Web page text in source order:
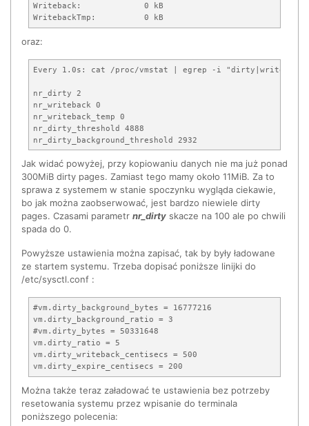
Writeback:             0 kB
WritebackTmp:          0 kB
oraz:
Every 1.0s: cat /proc/vmstat | egrep -i
nr_dirty 2
nr_writeback 0
nr_writeback_temp 0
nr_dirty_threshold 4888
nr_dirty_background_threshold 2932
Jak widać powyżej, przy kopiowaniu danych nie ma już ponad
300MiB dirty pages. Zamiast tego mamy około 11MiB. Za to
sprawa z systemem w stanie spoczynku wygląda ciekawie,
bo jak można zaobserwować, jest bardzo niewiele dirty
pages. Czasami parametr nr_dirty skacze na 100 ale po chwili
spada do 0.
Powyższe ustawienia można zapisać, tak by były ładowane
ze startem systemu. Trzeba dopisać poniższe linijki do
/etc/sysctl.conf :
#vm.dirty_background_bytes = 16777216
vm.dirty_background_ratio = 3
#vm.dirty_bytes = 50331648
vm.dirty_ratio = 5
vm.dirty_writeback_centisecs = 500
vm.dirty_expire_centisecs = 200
Można także teraz załadować te ustawienia bez potrzeby
resetowania systemu przez wpisanie do terminala
poniższego polecenia: